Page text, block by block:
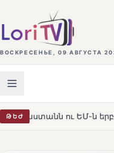
ВОСКРЕСЕНЬЕ, 09 АВГУСТА
ԹԵԺ
ԵՄ-ն երբեք այսքան մոտ